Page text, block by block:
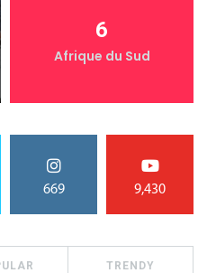
6
Afrique du Sud
669 9,430
TRENDY